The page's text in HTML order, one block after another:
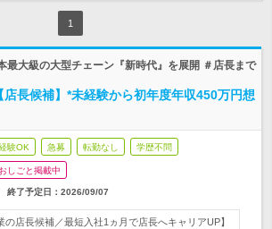
1
最大級の大型チェーン『新時代』を展開 ＃店長まで
長候補】*未経験から初年度年収450万円想
験OK 急募 転勤なし 学歴不問
しごと掲載中
終了予定日： 2026/09/07
の店長候補／最短入社1ヵ月で店長へキャリアUP】